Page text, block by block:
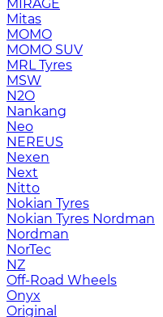
MIRAGE
Mitas
MOMO
MOMO SUV
MRL Tyres
MSW
N2O
Nankang
Neo
NEREUS
Nexen
Next
Nitto
Nokian Tyres
Nokian Tyres Nordman
Nordman
NorTec
NZ
Off-Road Wheels
Onyx
Original